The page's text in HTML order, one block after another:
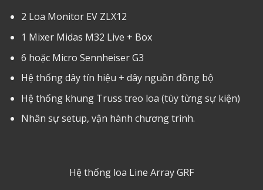
2 Loa Monitor EV ZLX12
1 Mixer Midas M32 Live + Box
6 hoặc Micro Sennheiser G3
Hệ thống dây tín hiệu + dây nguồn đồng bộ
Hệ thống khung Truss treo loa (tùy từng sự kiện)
Nhân sự setup, vận hành chương trình.
Hệ thống loa Line Array GRF